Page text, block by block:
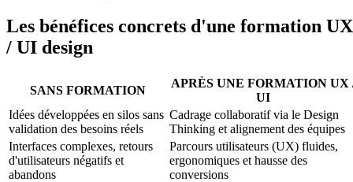
Les bénéfices concrets d'une formation UX
/ UI design
SANS FORMATION
APRÈS UNE FORMATION UX
UI
Idées développées en silos sans
validation des besoins réels
Cadrage collaboratif via le Design
Thinking et alignement des équipes
Interfaces complexes, retours
d'utilisateurs négatifs et
abandons
Parcours utilisateurs (UX) fluides,
ergonomiques et hausse des
conversions